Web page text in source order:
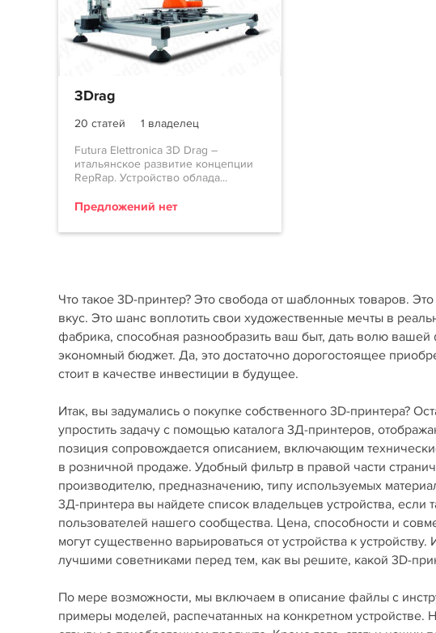
3Drag
20 статей
1 владелец
Futura Elettronica 3D Drag –
итальянское развитие концепции
RepRap. Устройство облада...
Предложений нет
Что такое 3D-принтер? Это свобода от шаблонных товаров.
вкус. Это шанс воплотить свои художественные мечты в
фабрика, способная разнообразить ваш быт, дать волю
экономный бюджет. Да, это достаточно дорогостоящее
стоит в качестве инвестиции в будущее.
Итак, вы задумались о покупке собственного 3D-принтера?
упростить задачу с помощью каталога 3Д-принтеров,
позиция сопровождается описанием, включающим
в розничной продаже. Удобный фильтр в правой части
производителю, предназначению, типу используемых
3Д-принтера вы найдете список владельцев устройства,
пользователей нашего сообщества. Цена, способности и
могут существенно варьироваться от устройства к
лучшими советниками перед тем, как вы решите, какой 3D-
По мере возможности, мы включаем в описание файлы с
примеры моделей, распечатанных на конкретном устройстве.